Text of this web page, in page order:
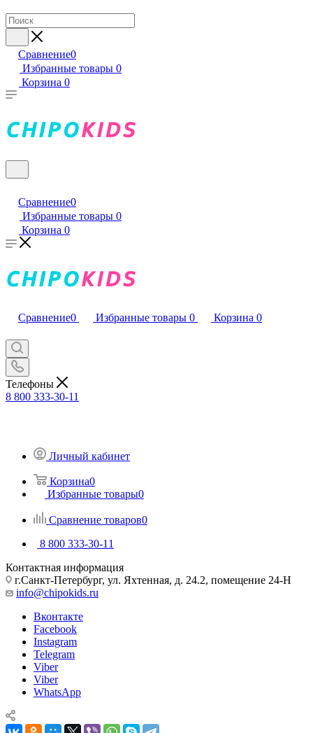
Сравнение0
Избранные товары 0
Корзина 0
Сравнение0
Избранные товары 0
Корзина 0
Сравнение0 Избранные товары 0 Корзина 0
Телефоны
8 800 333-30-11
Личный кабинет
Корзина0
Избранные товары0
Сравнение товаров0
8 800 333-30-11
Контактная информация
г.Санкт-Петербург, ул. Яхтенная, д. 24.2, помещение 24-Н
info@chipokids.ru
Вконтакте
Facebook
Instagram
Telegram
Viber
Viber
WhatsApp